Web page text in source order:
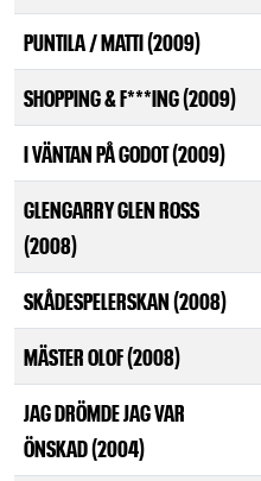
PUNTILA / MATTI (2009)
SHOPPING & F***ING (2009)
I VÄNTAN PÅ GODOT (2009)
GLENGARRY GLEN ROSS
(2008)
SKÅDESPELERSKAN (2008)
MÄSTER OLOF (2008)
JAG DRÖMDE JAG VAR
ÖNSKAD (2004)